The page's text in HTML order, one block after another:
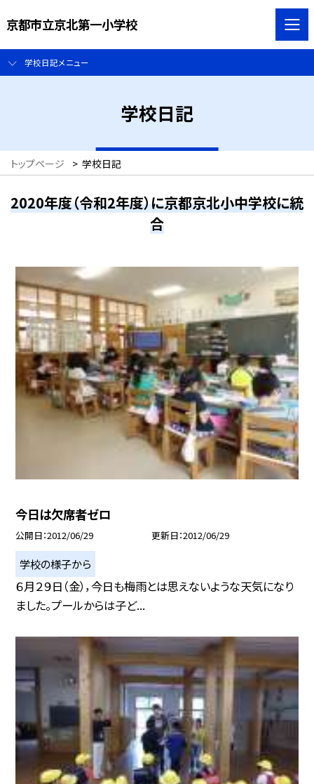
京都市立京北第一小学校
学校日記メニュー
学校日記
トップページ > 学校日記
2020年度（令和2年度）に京都京北小中学校に統
合
今日は欠席者ゼロ
公開日 2012/06/29 更新日 2012/06/29
学校の様子から
６月２９日（金），今日も梅雨とは思えないような天気になり
ました。プールからは子ど...